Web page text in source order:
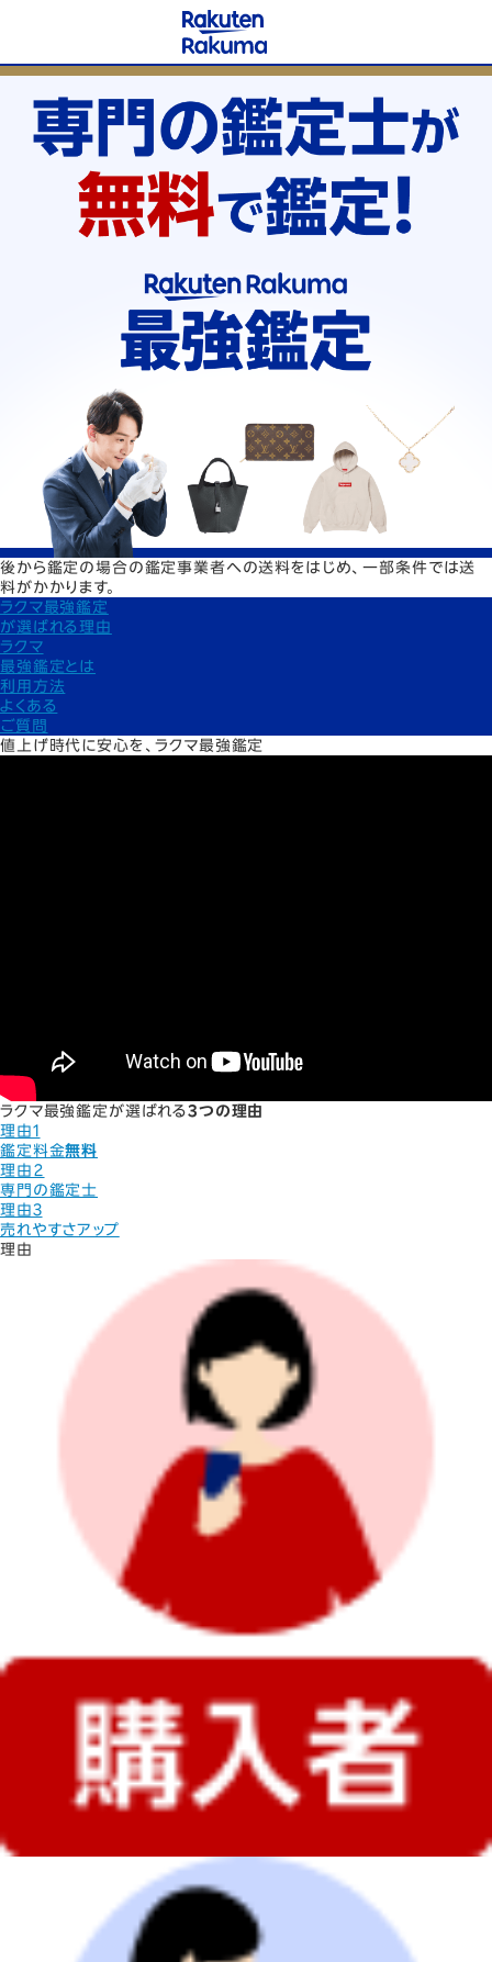
後から鑑定の場合の鑑定事業者への送料をはじめ、一部条件では送
料がかかります。
ラクマ最強鑑定
が選ばれる理由
ラクマ
最強鑑定とは
利用方法
よくある
ご質問
値上げ時代に安心を、ラクマ最強鑑定
ラクマ最強鑑定が選ばれる3つの理由
理由1
鑑定料金無料
理由２
専門の鑑定士
理由3
売れやすさアップ
理由